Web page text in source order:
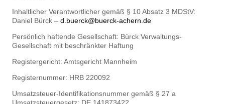
Inhaltlicher Verantwortlicher gemäß § 10 Absatz 3 MDStV:
Daniel Bürck – d.buerck@buerck-achern.de
Persönlich haftende Gesellschaft: Bürck Verwaltungs-
Gesellschaft mit beschränkter Haftung
Registergericht: Amtsgericht Mannheim
Registernummer: HRB 220092
Umsatzsteuer-Identifikationsnummer gemäß § 27 a